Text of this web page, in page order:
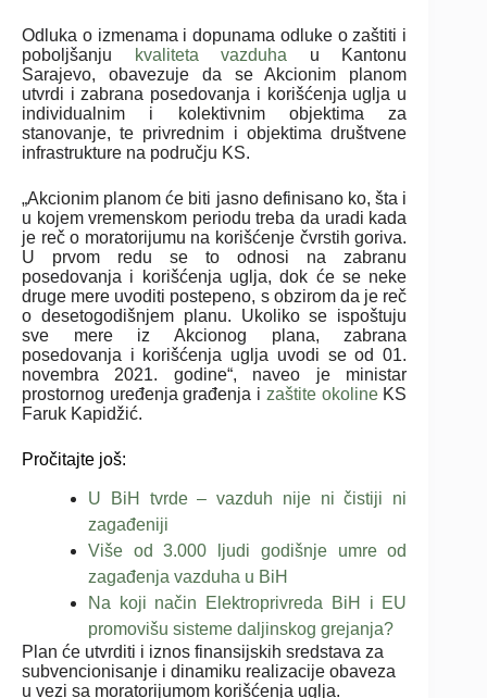
Odluka o izmenama i dopunama odluke o zaštiti i
poboljšanju
kvaliteta vazduha u Kantonu
Sarajevo, obavezuje da se Akcionim planom
utvrdi i zabrana posedovanja i korišćenja uglja u
individualnim i kolektivnim objektima za
stanovanje, te privrednim i objektima društvene
infrastrukture na području KS.
„Akcionim planom će biti jasno definisano ko, šta i
u kojem vremenskom periodu treba da uradi kada
je reč o moratorijumu na korišćenje čvrstih goriva.
U prvom redu se to odnosi na zabranu
posedovanja i korišćenja uglja, dok će se neke
druge mere uvoditi postepeno, s obzirom da je reč
o desetogodišnjem planu. Ukoliko se ispoštuju
sve mere iz Akcionog plana, zabrana
posedovanja i korišćenja uglja uvodi se od 01.
novembra 2021. godine“, naveo je ministar
prostornog uređenja građenja i zaštite okolineKS
Faruk Kapidžić.
Pročitajte još:
U BiH tvrde – vazduh nije ni čistiji ni
zagađeniji
Više od 3.000 ljudi godišnje umre od
zagađenja vazduha u BiH
Na koji način Elektroprivreda BiH i EU
promovišu sisteme daljinskog grejanja?
Plan će utvrditi i iznos finansijskih sredstava za
subvencionisanje i dinamiku realizacije obaveza
u vezi sa moratorijumom korišćenja uglja.